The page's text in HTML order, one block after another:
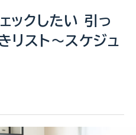
ックしたい 引っ
リスト～スケジュ